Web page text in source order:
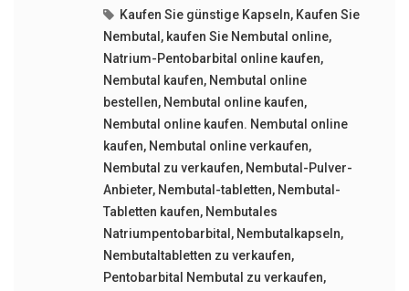
Kaufen Sie günstige Kapseln, Kaufen Sie
Nembutal , kaufen Sie Nembutal online,
Natrium-Pentobarbital online kaufen,
Nembutal kaufen, Nembutal online
bestellen, Nembutal online kaufen,
Nembutal online kaufen. Nembutal online
kaufen, Nembutal online verkaufen,
Nembutal zu verkaufen, Nembutal-Pulver-
Anbieter, Nembutal-tabletten, Nembutal-
Tabletten kaufen, Nembutales
Natriumpentobarbital , Nembutalkapseln,
Nembutaltabletten zu verkaufen,
Pentobarbital Nembutal zu verkaufen,